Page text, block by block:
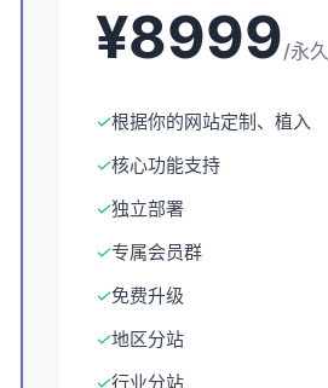
¥8999/永久
✓根据你的网站定制、植入
✓核心功能支持
✓独立部署
✓专属会员群
✓免费升级
✓地区分站
✓行业分站